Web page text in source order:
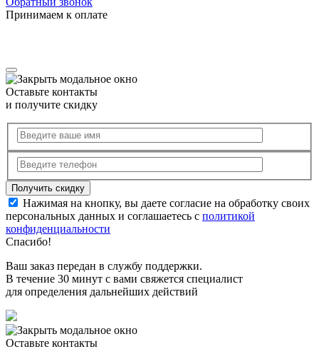
Принимаем к оплате
Оставьте контакты
и получите скидку
Нажимая на кнопку, вы даете согласие на обработку своих
персональных данных и соглашаетесь с политикой
конфиденциальности
Спасибо!
Ваш заказ передан в службу поддержки.
В течение 30 минут с вами свяжется специалист
для определения дальнейших действий
Оставьте контакты